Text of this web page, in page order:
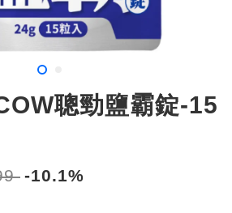
聰勁鹽霸錠-15
-10.1%